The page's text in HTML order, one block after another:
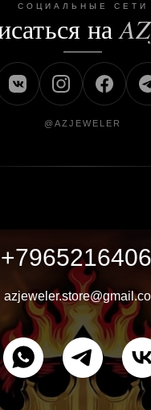
СОЦИАЛЬНЫЕ СЕТИ
на
@AZJEWELER